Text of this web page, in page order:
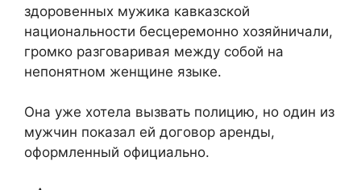
здоровенных мужика кавказской
национальности бесцеремонно хозяйничали,
громко разговаривая между собой на
непонятном женщине языке.
Она уже хотела вызвать полицию, но один из
мужчин показал ей договор аренды,
оформленный официально.